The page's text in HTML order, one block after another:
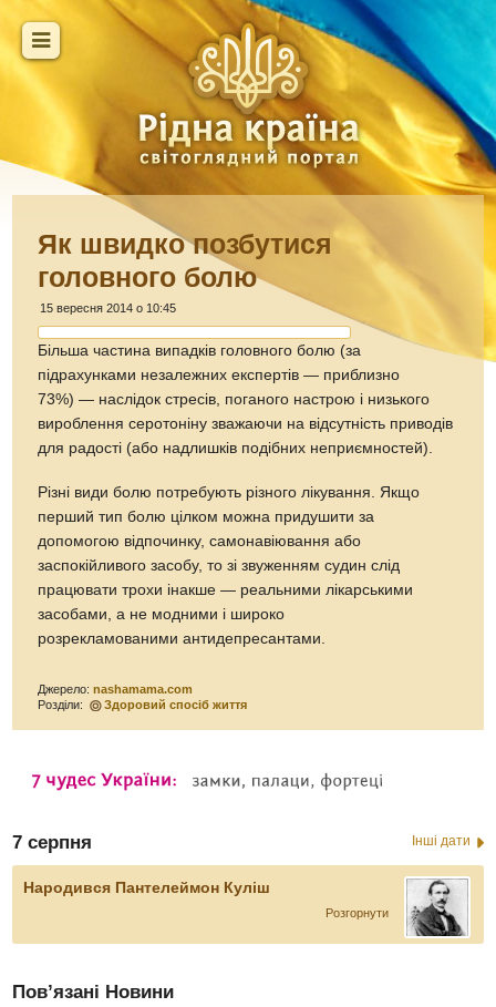
Як швидко позбутися
головного болю
15 вересня 2014 о 10:45
Більша частина випадків головного болю (за
підрахунками незалежних експертів — приблизно
73%) — наслідок стресів, поганого настрою і низького
вироблення серотоніну зважаючи на відсутність приводів
для радості (або надлишків подібних неприємностей).
Різні види болю потребують різного лікування. Якщо
перший тип болю цілком можна придушити за
допомогою відпочинку, самонавіювання або
заспокійливого засобу, то зі звуженням судин слід
працювати трохи інакше — реальними лікарськими
засобами, а не модними і широко
розрекламованими антидепресантами.
Джерело:nashamama.com
Розділи:
Здоровий спосіб життя
7 серпня Інші дати
Народився Пантелеймон Куліш
Розгорнути
Пов’язані Новини